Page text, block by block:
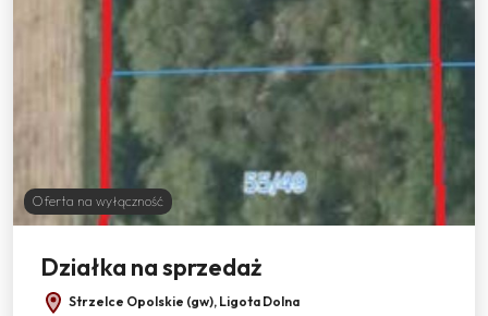
Oferta na wyłączność
Działka na sprzedaż
Strzelce Opolskie (gw), Ligota Dolna